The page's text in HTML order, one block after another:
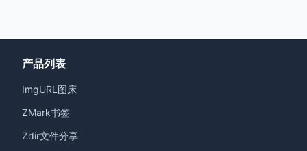
产品列表
ImgURL图床
ZMark书签
Zdir文件分享